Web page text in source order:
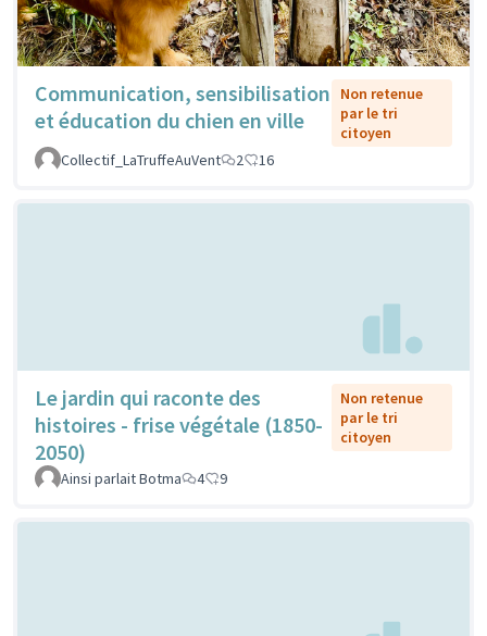
Communication, sensibilisation
et éducation du chien en ville
Non retenue
par le tri
citoyen
Collectif_LaTruffeAuVent
2 16
Le jardin qui raconte des
histoires - frise végétale (1850-
2050)
Non retenue
par le tri
citoyen
Ainsi parlait Botma 4 9